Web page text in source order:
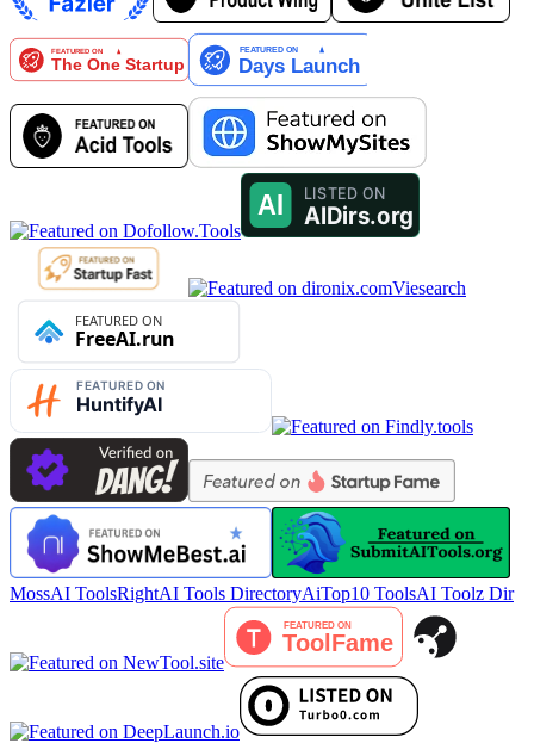
Viesearch
MossAI ToolsRightAI Tools DirectoryAiTop10 ToolsAI Toolz Dir